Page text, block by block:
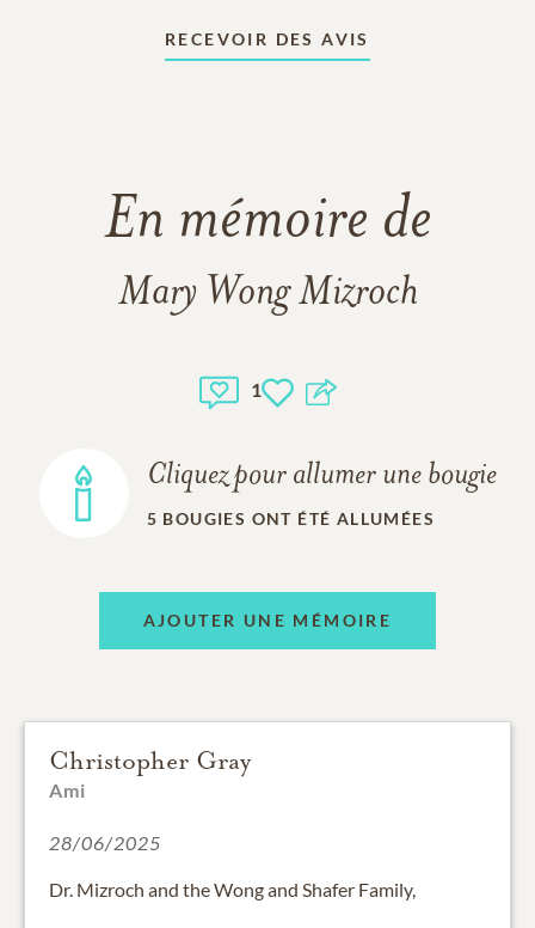
RECEVOIR DES AVIS
En mémoire de
Mary Wong Mizroch
1
Cliquez pour allumer une bougie
5 BOUGIES ONT ÉTÉ ALLUMÉES
AJOUTER UNE MÉMOIRE
Christopher Gray
Ami
28/06/2025
Dr. Mizroch and the Wong and Shafer Family,